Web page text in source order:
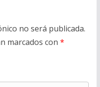
no será publicada.
marcados con *